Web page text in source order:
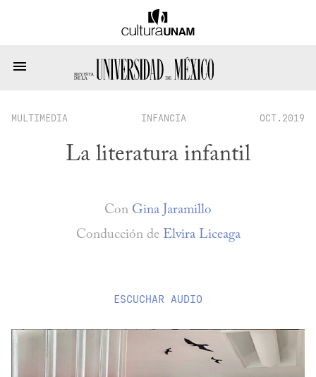
MULTIMEDIA INFANCIA OCT.2019
La literatura infantil
Con Gina Jaramillo
Conducción de Elvira Liceaga
ESCUCHAR AUDIO